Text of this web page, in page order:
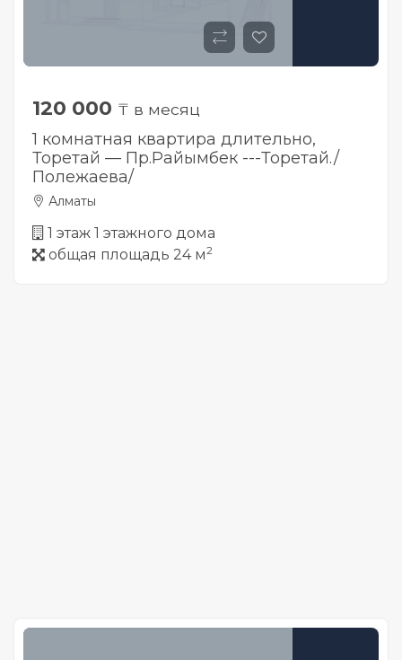
120 000 ₸ в месяц
1 комнатная квартира длительно,
Торетай — Пр.Райымбек ---Торетай./
Полежаева/
Алматы
1 этаж 1 этажного дома
общая площадь 24 м2